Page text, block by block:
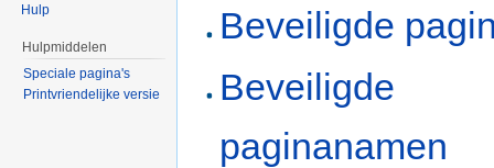
Beveiligde
Beveiligde
paginanamen
Hulp
Hulpmiddelen
Speciale pagina's
Printvriendelijke versie